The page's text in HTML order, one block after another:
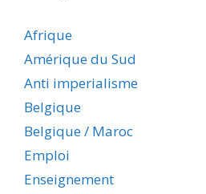
Afrique
Amérique du Sud
Anti imperialisme
Belgique
Belgique / Maroc
Emploi
Enseignement